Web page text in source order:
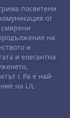
посветени
от
смирени
на
и
и елегантна
с Ра е най-
на L/L